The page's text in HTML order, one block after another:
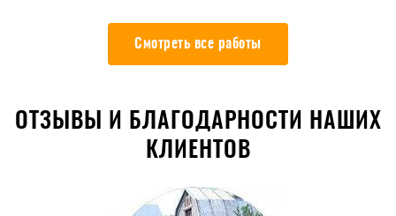
Смотреть все работы
ОТЗЫВЫ И БЛАГОДАРНОСТИ НАШИХ
КЛИЕНТОВ